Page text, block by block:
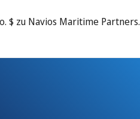
$ zu Navios Maritime Partners.